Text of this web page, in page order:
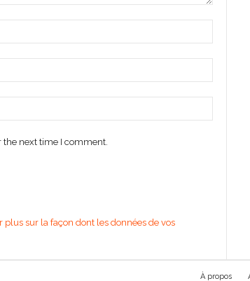
the next time I comment.
plus sur la façon dont les données de vos
À propos